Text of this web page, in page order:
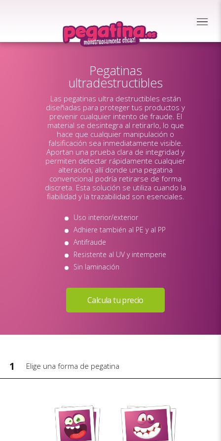
Pegatinas
ultradestructibles
Las pegatinas ultra destructibles están
diseñadas para proteger tus productos y
prevenir cualquier intento de fraude. El
material se desintegra al retirarlo, lo que
hace que cualquier manipulación o
falsificación sea inmediatamente visible.
Aportan una prueba clara de integridad y
permiten detectar rápidamente cualquier
alteración, allí donde una pegatina
convencional podría retirarse de forma
discreta. Esta solución se utiliza cuando la
fiabilidad y la trazabilidad son esenciales.
Uso interior/exterior
Adhiere también al PE y al PP
Antifraude
Resistente al UV y intemperie
Sin laminación
1 Elige una forma de pegatina